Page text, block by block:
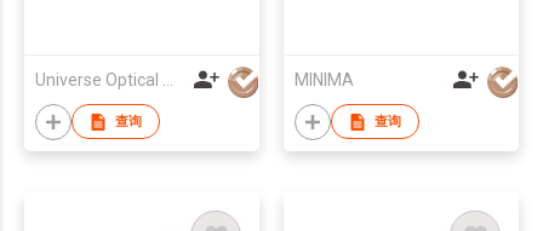
查询
MINIMA
查询